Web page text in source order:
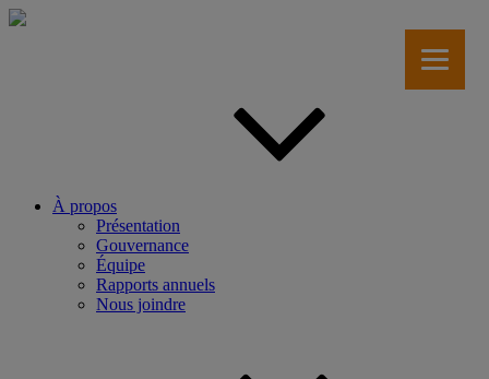
Aller
À propos
Présentation
Gouvernance
Équipe
Rapports annuels
Nous joindre